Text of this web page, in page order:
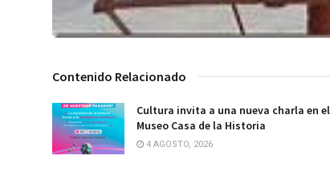
Contenido Relacionado
Cultura invita a una nueva charla en el
Museo Casa de la Historia
4 AGOSTO, 2026